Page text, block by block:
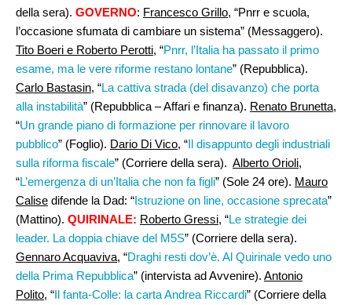
della sera). GOVERNO: Francesco Grillo, “Pnrr e scuola,
l’occasione sfumata di cambiare un sistema” (Messaggero).
Tito Boeri e Roberto Perotti, “Pnrr, l’Italia ha passato il primo
esame, ma le vere riforme restano lontane” (Repubblica).
Carlo Bastasin, “La cattiva strada (del disavanzo) che porta
alla instabilità” (Repubblica – Affari e finanza). Renato Brunetta,
“Un grande piano di formazione per rinnovare il lavoro
pubblico” (Foglio). Dario Di Vico, “Il disappunto degli industriali
sulla riforma fiscale” (Corriere della sera). Alberto Orioli,
“L’emergenza di un’Italia che non fa figli” (Sole 24 ore). Mauro
Calise difende la Dad: “Istruzione on line, occasione sprecata”
(Mattino). QUIRINALE: Roberto Gressi, “Le strategie dei
leader. La doppia chiave del M5S” (Corriere della sera).
Gennaro Acquaviva, “Draghi resti dov’è. Al Quirinale vedo uno
della Prima Repubblica” (intervista ad Avvenire). Antonio
Polito, “Il fanta-Colle: la carta Andrea Riccardi” (Corriere della